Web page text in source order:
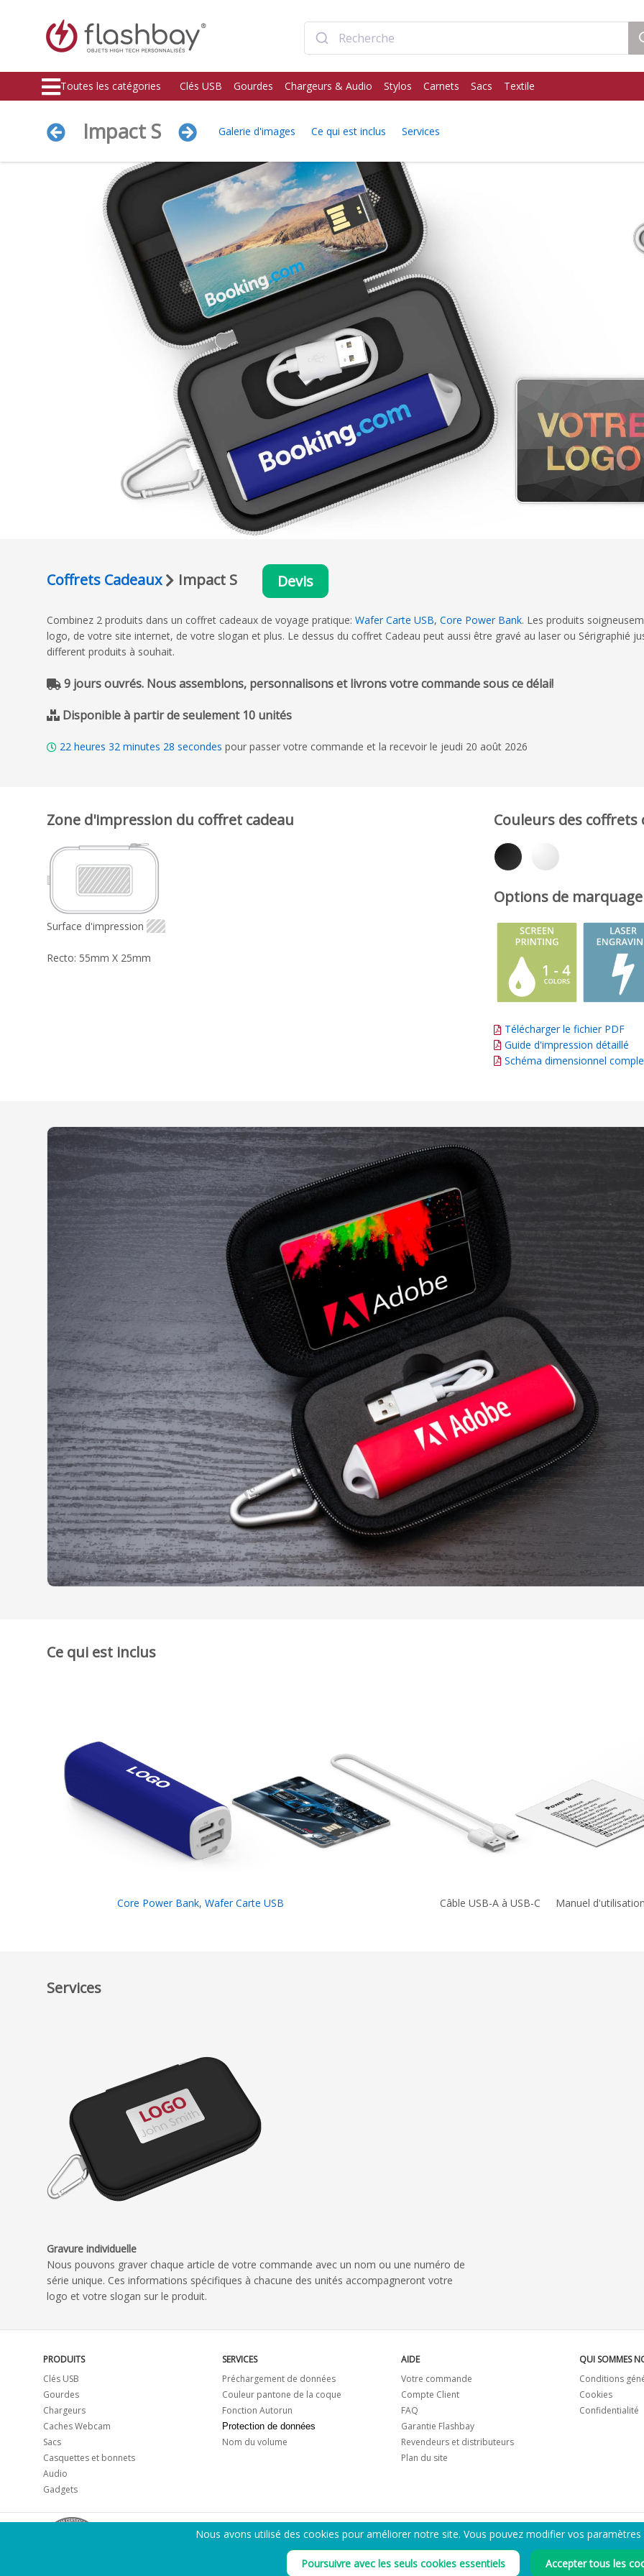
Toutes les catégories Clés USB Gourdes Chargeurs & Audio Stylos Carnets Sacs Textile
Impact S Galerie d'images Ce qui est inclus Services
Coffrets Cadeaux Impact S Devis
Combinez 2 produits dans un coffret cadeaux de voyage pratique: Wafer Carte USB, Core Power Bank. Les produits
logo, de votre site internet, de votre slogan et plus. Le dessus du coffret Cadeau peut aussi être gravé au laser ou Sérigraphié
different produits à souhait.
9 jours ouvrés. Nous assemblons, personnalisons et livrons votre commande sous ce délai!
Disponible à partir de seulement 10 unités
22 heures 32 minutes 27 secondes pour passer votre commande et la recevoir le jeudi 20 août 2026
Zone d'impression du coffret cadeau
Surface d'impression
Recto: 55mm X 25mm
Couleurs des coffrets
Options de marquage
Télécharger le fichier PDF
Guide d'impression détaillé
Schéma dimensionnel
Ce qui est inclus
Core Power Bank,Wafer Carte USB Câble USB-A à USB-C Manuel
Services
Gravure individuelle
Nous pouvons graver chaque article de votre commande avec un nom ou une numéro de
série unique. Ces informations spécifiques à chacune des unités accompagneront votre
logo et votre slogan sur le produit.
PRODUITS
Clés USB
Gourdes
Chargeurs
Caches Webcam
Sacs
Casquettes et bonnets
Audio
Gadgets
SERVICES
Préchargement de données
Couleur pantone de la coque
Fonction Autorun
Protection de données
Nom du volume
AIDE
Votre commande
Compte Client
FAQ
Garantie Flashbay
Revendeurs et distributeurs
Plan du site
QUI SOMMES
Conditions
Cookies
Confidentialité
ENVOYEZ-MOI LE CATALOGUE PDF
Nous avons utilisé des cookies pour améliorer notre site. Vous pouvez modifier vos
Poursuivre avec les seuls cookies essentiels Accepter tous les